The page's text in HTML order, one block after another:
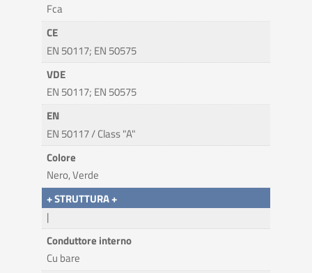
Fca
CE
EN 50117; EN 50575
VDE
EN 50117; EN 50575
EN
EN 50117 / Class "A"
Colore
Nero, Verde
+ STRUTTURA +
|
Conduttore interno
Cu bare